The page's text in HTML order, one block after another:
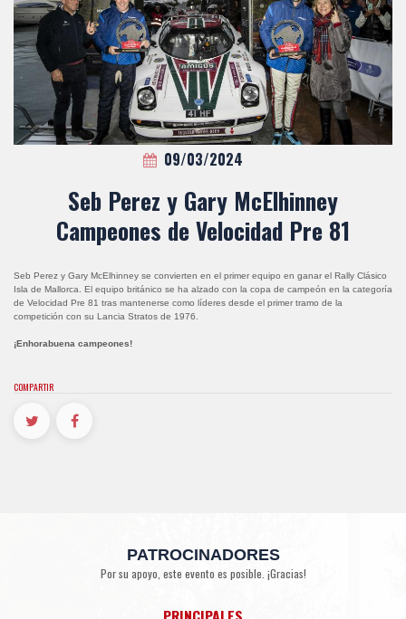
09/03/2024
Seb Perez y Gary McElhinney
Campeones de Velocidad Pre 81
Seb Perez y Gary McElhinney se convierten en el primer equipo en ganar el Rally Clásico
Isla de Mallorca. El equipo británico se ha alzado con la copa de campeón en la categoría
de Velocidad Pre 81 tras mantenerse como líderes desde el primer tramo de la
competición con su Lancia Stratos de 1976.
¡Enhorabuena campeones!
COMPARTIR
PATROCINADORES
Por su apoyo, este evento es posible. ¡Gracias!